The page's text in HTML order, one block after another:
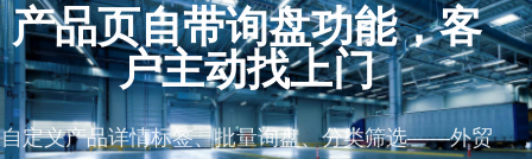
产品页自带询盘功能，客
户主动找上门
自定义产品详情标签、批量询盘、分类筛选——外贸